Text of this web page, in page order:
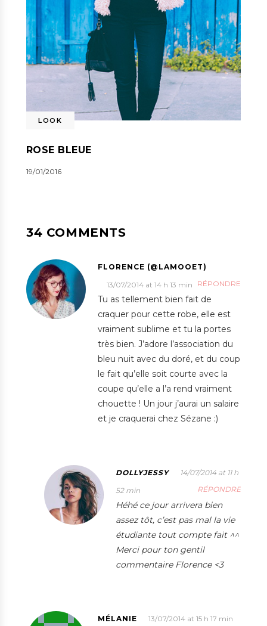
LOOK
ROSE BLEUE
19/01/2016
34 COMMENTS
FLORENCE (@LAMOOET)
13/07/2014 at 14 h 13 min
RÉPONDRE
Tu as tellement bien fait de
craquer pour cette robe, elle est
vraiment sublime et tu la portes
très bien. J’adore l’association du
bleu nuit avec du doré, et du coup
le fait qu’elle soit courte avec la
coupe qu’elle a l’a rend vraiment
chouette ! Un jour j’aurai un salaire
et je craquerai chez Sézane :)
DOLLYJESSY
14/07/2014 at 11 h
52 min
RÉPONDRE
Héhé ce jour arrivera bien
assez tôt, c’est pas mal la vie
étudiante tout compte fait ^^
Merci pour ton gentil
commentaire Florence <3
MÉLANIE 13/07/2014 at 15 h 17 min